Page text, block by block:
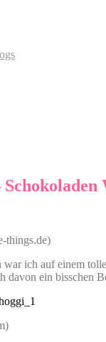
things.de)
war ich auf einem
davon ein bisschen